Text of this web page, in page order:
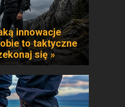
innowacje
to taktyczne
się »